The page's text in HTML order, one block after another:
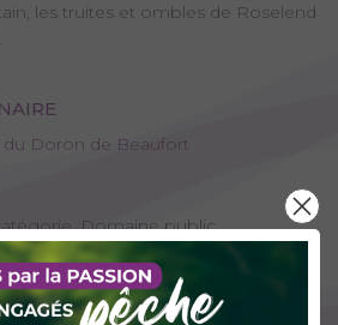
les truites et ombles de Roselend
du Doron de Beaufort
Domaine public
ciel, Omble chevalier